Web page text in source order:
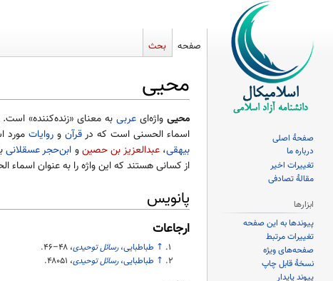
محیی
پرش
به
ناوبری
پرش
به
جستجو
محیی واژه‌ایعربی به معنای «زنده‌کننده»
اسماء الحسنی است که درقرآن وروایات مورد
بیهقی،عبدالعزیز بن حصینو ابن‌حجر عسقلانی
از کسانی هستند که این واژه را به عنوان اسماء
پانویس
ارجاعات
↑ طباطبایی،رسائل توحیدی،۴۶–۴۸.
↑ طباطبایی،رسائل توحیدی، ۴۸۰۵۱.
صفحه بحث
صفحهٔ اصلی
درباره ما
تغییرات اخیر
مقالهٔ تصادفی
ابزارها
پیوندها به این صفحه
تغییرات مرتبط
صفحه‌های ویژه
نسخهٔ قابل چاپ
پیوند پایدار